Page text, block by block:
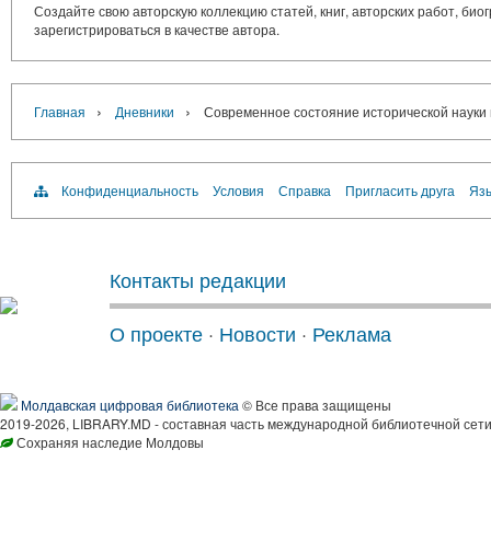
Создайте свою авторскую коллекцию статей, книг, авторских работ,
зарегистрироваться в качестве автора.
Главная › Дневники › Современное состояние исторической
Конфиденциальность Условия Справка Пригласить друга
Контакты редакции
О проекте · Новости · Реклама
Молдавская цифровая библиотека © Все права защищены
2019-2026, LIBRARY.MD - составная часть международной библиотечной
Сохраняя наследие Молдовы